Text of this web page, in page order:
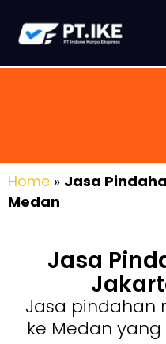
Home » Jasa
Medan
Jasa
Jasa pindahan
ke Medan